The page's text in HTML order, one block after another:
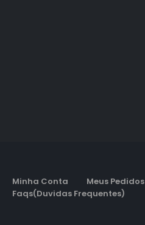
Minha Conta
Meus Pedidos
Faqs(Duvidas Frequentes)